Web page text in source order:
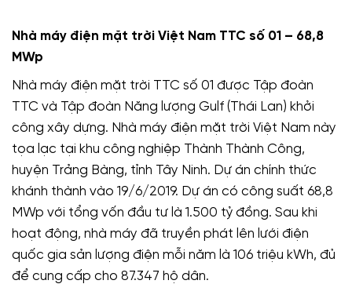
Nhà máy điện mặt trời Việt Nam TTC số 01 – 68,8
MWp
Nhà máy điện mặt trời TTC số 01 được Tập đoàn
TTC và Tập đoàn Năng lượng Gulf (Thái Lan) khởi
công xây dựng. Nhà máy điện mặt trời Việt Nam này
tọa lạc tại khu công nghiệp Thành Thành Công,
huyện Trảng Bàng, tỉnh Tây Ninh. Dự án chính thức
khánh thành vào 19/6/2019. Dự án có công suất 68,8
MWp với tổng vốn đầu tư là 1.500 tỷ đồng. Sau khi
hoạt động, nhà máy đã truyền phát lên lưới điện
quốc gia sản lượng điện mỗi năm là 106 triệu kWh, đủ
để cung cấp cho 87.347 hộ dân.